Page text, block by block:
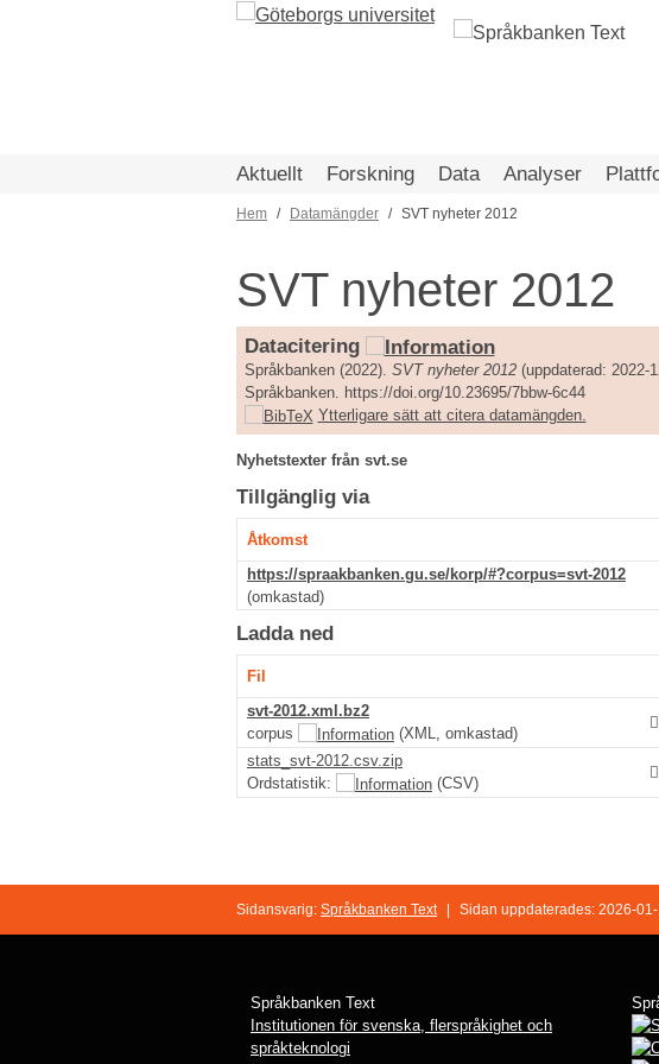
Aktuellt Forskning Data Analyser
Länkstig
Hem Datamängder SVT nyheter 2012
SVT nyheter 2012
Datacitering
Språkbanken (2022). SVT nyheter 2012(uppdaterad: 2022-
Språkbanken. https://doi.org/10.23695/7bbw-6c44
Ytterligare sätt att citera datamängden.
Nyhetstexter från svt.se
Tillgänglig via
Åtkomst
https://spraakbanken.gu.se/korp/#?corpus=svt-2012
(omkastad)
Ladda ned
Fil
svt-2012.xml.bz2
corpus
(XML, omkastad)
stats_svt-2012.csv.zip
Ordstatistik:
(CSV)
Sidansvarig: Språkbanken Text Sidan uppdaterades: 2026-
Språkbanken Text
Institutionen för svenska, flerspråkighet och
språkteknologi